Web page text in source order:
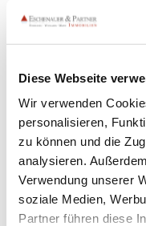
Diese Webseite
Wir verwenden
personalisieren,
zu können und die
analysieren.
Verwendung unserer
soziale Medien,
Partner führen diese
Hirschhorn
Stadecken-Elsheim
Oberzent
Oestrich-
Mörfelden-Walldorf
Wohnungssuche